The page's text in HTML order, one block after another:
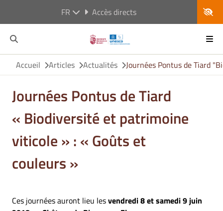
FR Accès directs
Accueil Articles Actualités Journées Pontus de Tiard
Journées Pontus de Tiard
« Biodiversité et patrimoine
viticole » : « Goûts et
couleurs »
Ces journées auront lieu lesvendredi 8 et samedi 9 juin